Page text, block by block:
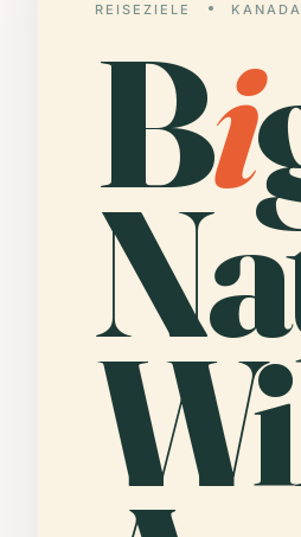
REISEZIELE KANADA
Bi